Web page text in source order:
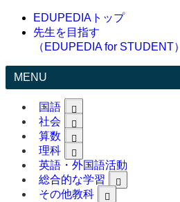
EDUPEDIAトップ
先生を目指す
（EDUPEDIA for STUDENT）
MENU
国語
社会
算数
理科
英語・外国語活動
総合的な学習
その他教科